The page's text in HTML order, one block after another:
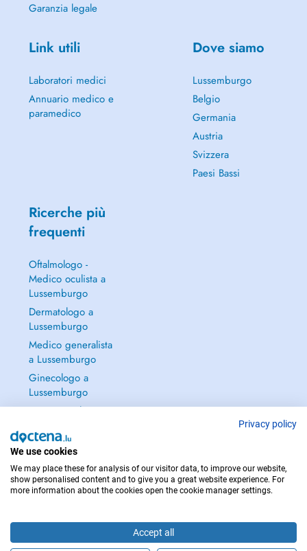
Garanzia legale
Link utili
Laboratori medici
Annuario medico e
paramedico
Dove siamo
Lussemburgo
Belgio
Germania
Austria
Svizzera
Paesi Bassi
Ricerche più
frequenti
Oftalmologo -
Medico oculista a
Lussemburgo
Dermatologo a
Lussemburgo
Medico generalista
a Lussemburgo
Ginecologo a
Lussemburgo
Continua a leggere
PER LE URGENZE, CONSULTARE : 112
Privacy policy
We use cookies
We may place these for analysis of our visitor data, to improve our website,
show personalised content and to give you a great website experience. For
more information about the cookies open the cookie manager settings.
Accept all